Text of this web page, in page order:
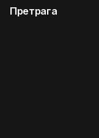
Претрага